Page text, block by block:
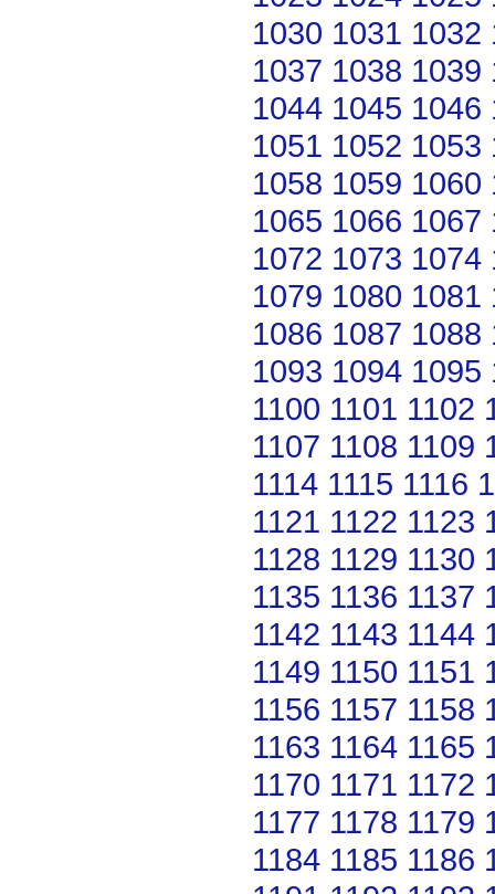
1030 1031 1032
1037 1038 1039
1044 1045 1046
1051 1052 1053
1058 1059 1060
1065 1066 1067
1072 1073 1074
1079 1080 1081
1086 1087 1088
1093 1094 1095
1100 1101 1102
1107 1108 1109
1114 1115 1116
1121 1122 1123
1128 1129 1130
1135 1136 1137
1142 1143 1144
1149 1150 1151
1156 1157 1158
1163 1164 1165
1170 1171 1172
1177 1178 1179
1184 1185 1186